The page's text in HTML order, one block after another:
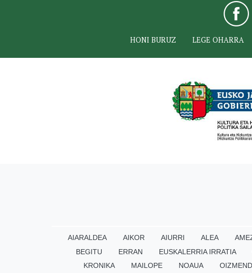
HONI BURUZ LEGE OHARRA
AIARALDEA AIKOR AIURRI ALEA
BEGITU
ERRAN EUSKALERRIA IRRATIA
KRONIKA
MAILOPE NOAUA